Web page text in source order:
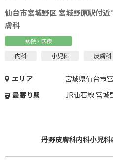
仙台市宮城野区 宮城野原駅付
膚科
病院・医療
内科 小児科 皮膚科
エリア
宮城県仙台市
最寄り駅
JR仙石線 宮城
丹野皮膚科内科小児科